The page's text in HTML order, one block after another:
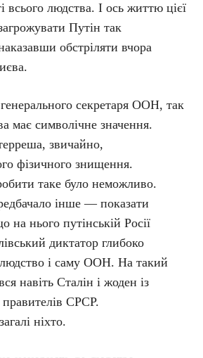
всього людства. І ось життю цієї
Путін так
обстріляти вчора
секретаря ООН, так
має символічне значення.
звичайно,
фізичного знищення.
таке було неможливо.
інше — показати
на нього путінській Росії
диктатор глибоко
і саму ООН. На такий
навіть Сталін і жоден із
СРСР.
ніхто.